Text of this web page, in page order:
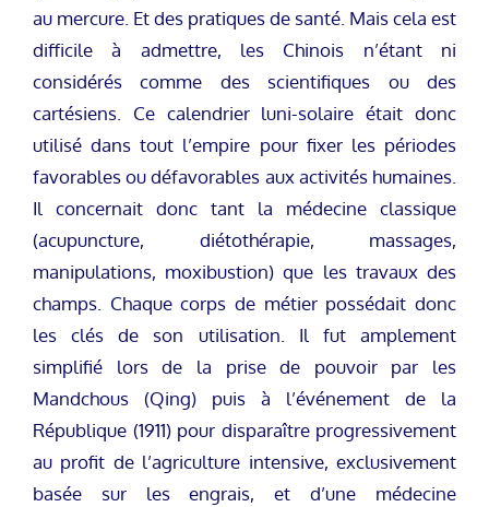
au mercure. Et des pratiques de santé. Mais cela est
difficile à admettre, les Chinois n’étant ni
considérés comme des scientifiques ou des
cartésiens. Ce calendrier luni-solaire était donc
utilisé dans tout l’empire pour fixer les périodes
favorables ou défavorables aux activités humaines.
Il concernait donc tant la médecine classique
(acupuncture, diétothérapie, massages,
manipulations, moxibustion) que les travaux des
champs. Chaque corps de métier possédait donc
les clés de son utilisation. Il fut amplement
simplifié lors de la prise de pouvoir par les
Mandchous (Qing) puis à l’événement de la
République (1911) pour disparaître progressivement
au profit de l’agriculture intensive, exclusivement
basée sur les engrais, et d’une médecine